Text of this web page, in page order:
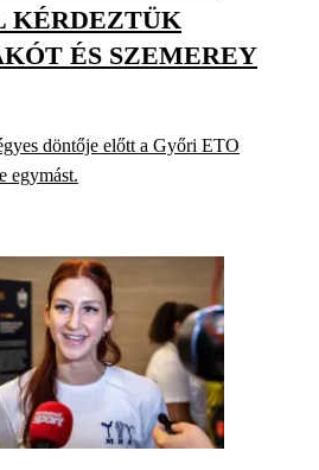
KÉRDEZTÜK
ÉS SZEMEREY
döntője előtt a Győri ETO
egymást.